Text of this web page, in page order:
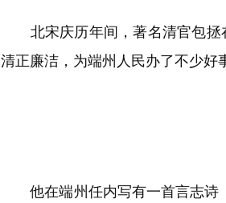
北宋庆历年间，著名清官包拯
清正廉洁，为端州人民办了不少好
他在端州任内写有一首言志诗，